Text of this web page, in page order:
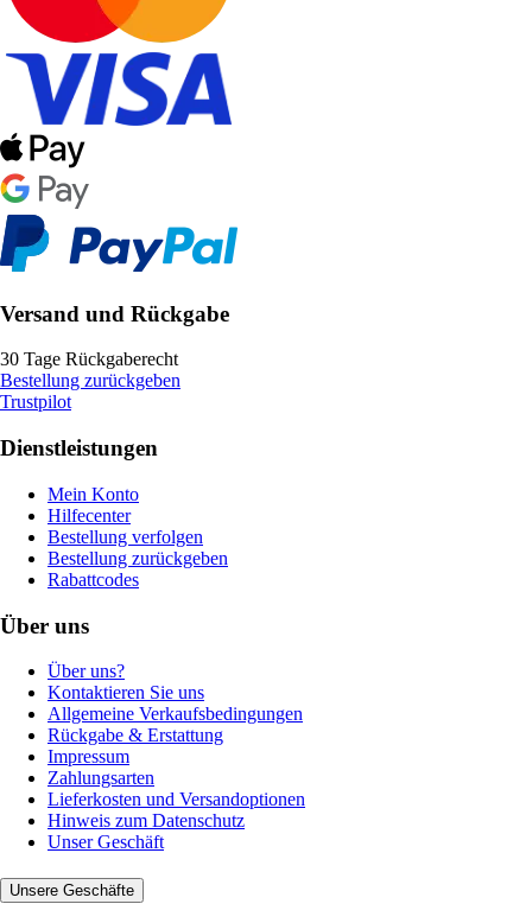
Versand und Rückgabe
30 Tage Rückgaberecht
Bestellung zurückgeben
Trustpilot
Dienstleistungen
Mein Konto
Hilfecenter
Bestellung verfolgen
Bestellung zurückgeben
Rabattcodes
Über uns
Über uns?
Kontaktieren Sie uns
Allgemeine Verkaufsbedingungen
Rückgabe & Erstattung
Impressum
Zahlungsarten
Lieferkosten und Versandoptionen
Hinweis zum Datenschutz
Unser Geschäft
Unsere Geschäfte